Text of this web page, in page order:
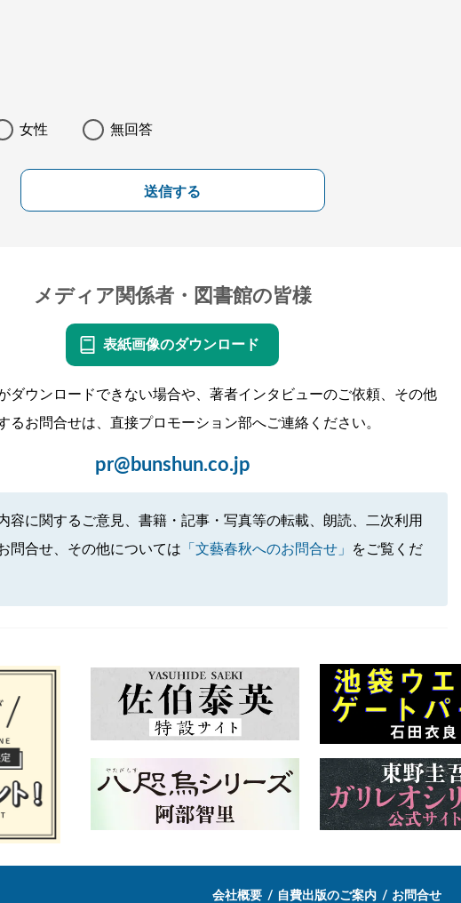
女性 無回答
送信する
メディア関係者・図書館の皆様
表紙画像のダウンロード
ダウンロードできない場合や、著者インタビューのご依頼、その他
るお問合せは、直接プロモーション部へご連絡ください。
pr@bunshun.co.jp
容に関するご意見、書籍・記事・写真等の転載、朗読、二次利用
問合せ、その他については 「文藝春秋へのお問合せ」
をご覧くだ
会社概要 自費出版のご案内 お問合せ